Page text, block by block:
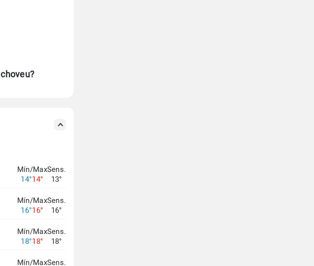
Mín/Max
14°14°
Sens.
13°
Mín/Max
16°16°
Sens.
16°
Mín/Max
18°18°
Sens.
18°
Mín/MaxSens.